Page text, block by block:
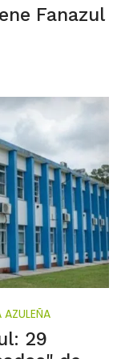
Fanazul
AZULEÑA
29